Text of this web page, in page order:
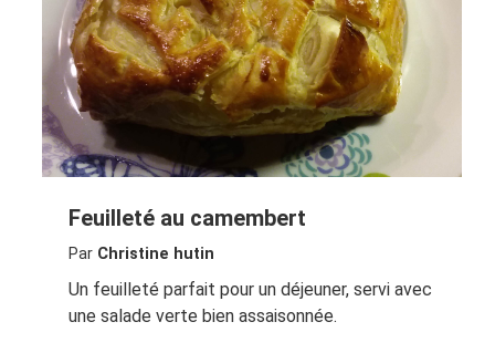
Feuilleté au camembert
Par Christine hutin
Un feuilleté parfait pour un déjeuner, servi avec
une salade verte bien assaisonnée.